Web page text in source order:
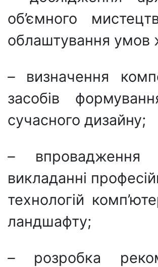
об’ємного
облаштування умов
– визначення
засобів
сучасного дизайну;
– впровадження
викладанні
технологій
ландшафту;
– розробка